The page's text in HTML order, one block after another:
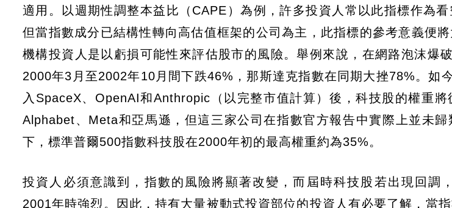
適用。以週期性調整本益比（CAPE）為例，許多投資人常以此指標作為看
但當指數成分已結構性轉向高估值框架的公司為主，此指標的參考意義便
機構投資人是以虧損可能性來評估股市的風險。舉例來說，在網路泡沫爆
2000年3月至2002年10月間下跌46%，那斯達克指數在同期大挫78%。如
入SpaceX、OpenAI和Anthropic（以完整市值計算）後，科技股的權重
Alphabet、Meta和亞馬遜，但這三家公司在指數官方報告中實際上並未歸
下，標準普爾500指數科技股在2000年初的最高權重約為35%。
投資人必須意識到，指數的風險將顯著改變，而屆時科技股若出現回調
2001年時強烈。因此，持有大量被動式投資部位的投資人有必要了解，當